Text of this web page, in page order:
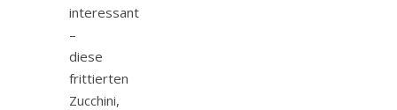
interessant
–
diese
frittierten
Zucchini,